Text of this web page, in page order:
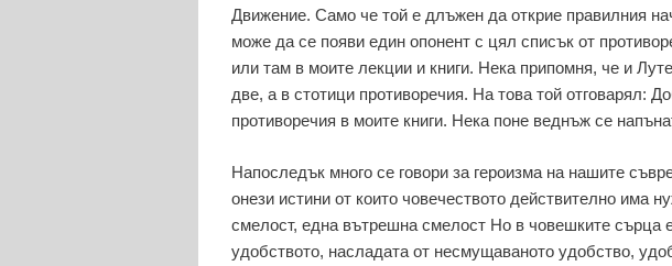
Движение. Само че той е длъжен да открие правилния
може да се появи един опонент с цял списък от
или там в моите лекции и книги. Нека припомня, че и
две, а в стотици противоречия. На това той отговарял:
противоречия в моите книги. Нека поне веднъж се
Напоследък много се говори за героизма на нашите
онези истини от които човечеството действително има
смелост, една вътрешна смелост Но в човешките сърца
удобството, насладата от несмущаваното удобство,